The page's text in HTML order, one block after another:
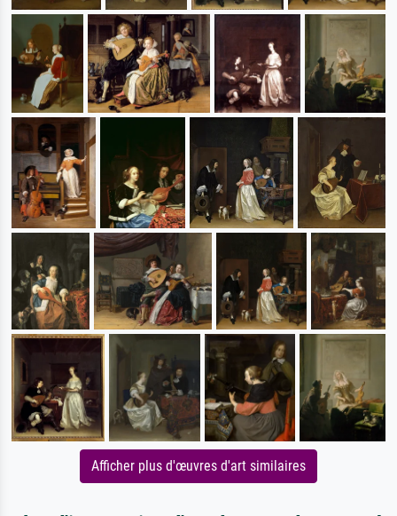
Afficher plus d'œuvres d'art similaires